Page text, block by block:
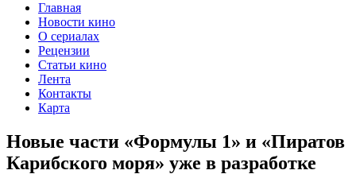
Главная
Новости кино
О сериалах
Рецензии
Статьи кино
Лента
Контакты
Карта
Новые части «Формулы 1» и «Пиратов
Карибского моря» уже в разработке